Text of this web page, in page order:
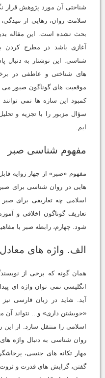
شناختی آن مورد پژوهش قرار
سلامت روان، رهایی از
بحث نشده است. این مقاله
آغازی باشد در مطرح کردن
شناسی. این نوشتار به
های شناختی و عاطفی در
موقعیت های گوناگون صبور می
کمبود این سازه ها نمی
سؤال مزبور را با تجزیه و
ایم.
مفهوم شناسی صبر
مفهوم «صبر» از چهار زوایه
هایی در روان شناسی برای
اسلامی چه تعاریفی برای
تعاریف گوناگون اخلاقی و
شود. چهارم، رابطه صبر با
الف. واژه های
همان گونه که برخی از
انگلیسی نمی توان واژه ای
آید. شاید در زبان فارسی
«خویشتن داری» و... نتواند آن
اسلامی را منتقل سازد. از این
روان شناسی به دنبال واژه
مهار تکانه های جنسی،
گفتن، گرایش های قدرت و